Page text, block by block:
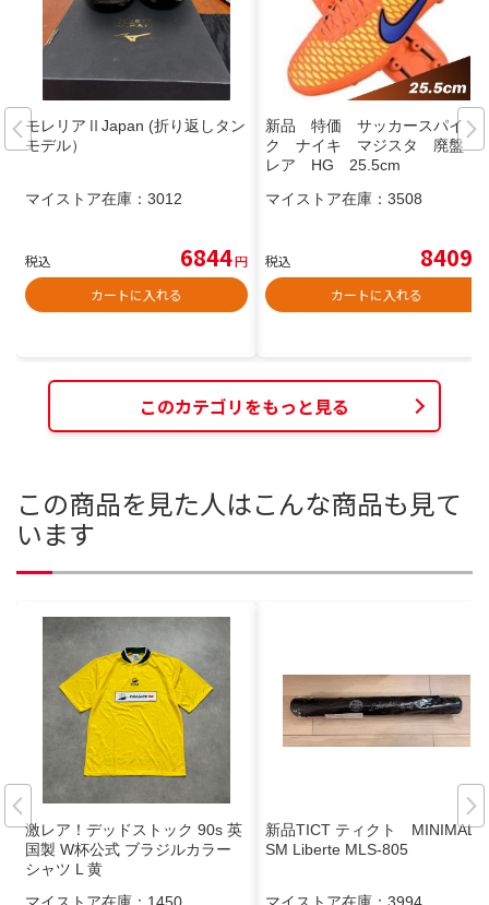
モレリアⅡJapan (折り返しタン
モデル）
マイストア在庫： 3012
税込 6844円
カートに入れる
新品 特価 サッカースパイ
ク ナイキ マジスタ 廃盤
レア HG 25.5cm
マイストア在庫： 3508
税込 8409
カートに入れる
このカテゴリをもっと見る
この商品を見た人はこんな商品も見て
います
激レア！デッドストック 90s 英
国製 W杯公式 ブラジルカラー
シャツ L 黄
新品TICT ティクト MINIMALI
SM Liberte MLS-805